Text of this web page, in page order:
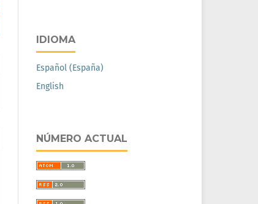
IDIOMA
Español (España)
English
NÚMERO ACTUAL